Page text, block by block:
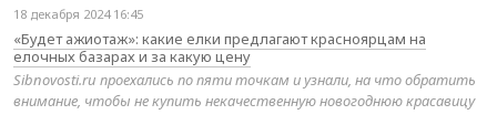
18 декабря 2024 16:45
«Будет ажиотаж»: какие елки предлагают красноярцам на
елочных базарах и за какую цену
Sibnovosti.ru проехались по пяти точкам и узнали, на что обратить
внимание, чтобы не купить некачественную новогоднюю красавицу